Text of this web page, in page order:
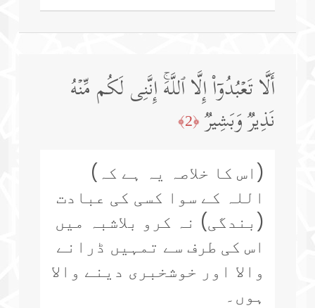
أَلَّا تَعۡبُدُوۤا۟ إِلَّا ٱللَّهَۚ إِنَّنِی لَكُم مِّنۡهُ
نَذِیرࣱ وَبَشِیرࣱ ﴿2﴾
(اس کا خلاصہ یہ ہے کہ)
اللہ کے سوا کسی کی عبادت
(بندگی) نہ کرو بلاشبہ میں
اس کی طرف سے تمہیں ڈرانے
والا اور خوشخبری دینے والا
ہوں۔